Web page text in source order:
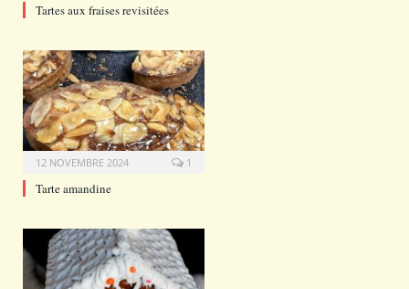
Tartes aux fraises revisitées
12 NOVEMBRE 2024 1
Tarte amandine